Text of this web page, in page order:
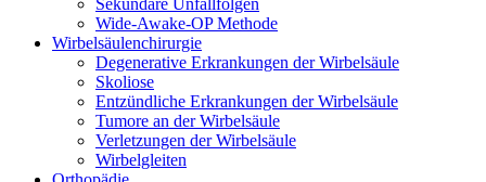
Sekundäre Unfallfolgen
Wide-Awake-OP Methode
Wirbelsäulenchirurgie
Degenerative Erkrankungen der Wirbelsäule
Skoliose
Entzündliche Erkrankungen der Wirbelsäule
Tumore an der Wirbelsäule
Verletzungen der Wirbelsäule
Wirbelgleiten